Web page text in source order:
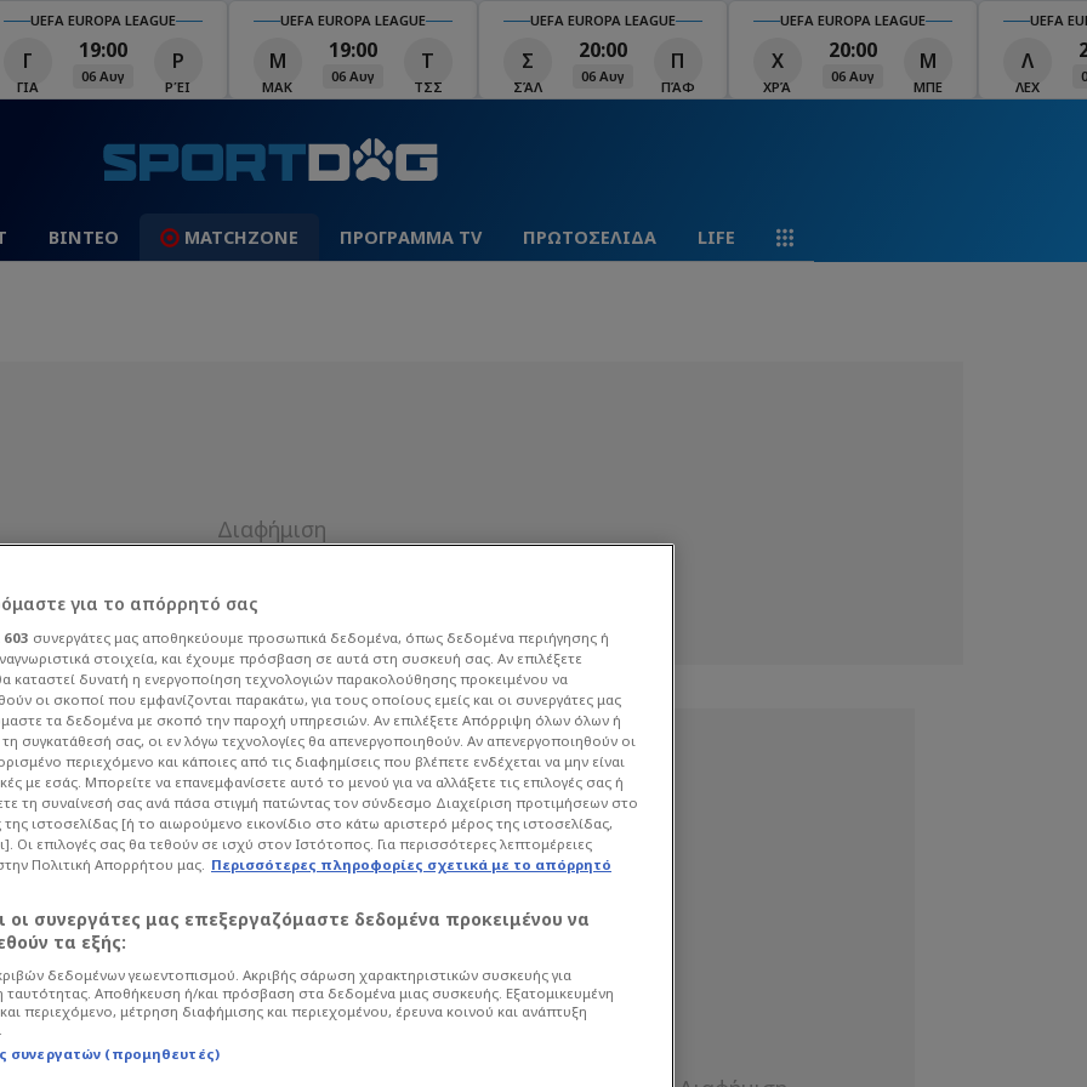
UEFA EUROPA LEAGUE
Γ
ΓΙΑ
19:00
06 Αυγ
Ρ
ΡΈΙ
UEFA EUROPA LEAGUE
Μ
ΜΑΚ
19:00
06 Αυγ
Τ
ΤΣΣ
UEFA EUROPA LEAGUE
Σ
ΣΆΛ
20:00
06 Αυγ
Π
ΠΆΦ
UEFA EUROPA LEAGUE
Χ
ΧΡΆ
20:00
06 Αυγ
Μ
ΜΠΕ
UEFA
Λ
ΛΕΧ
ΒΙΝΤΕΟ MATCHZONE ΠΡΟΓΡΑΜΜΑ TV ΠΡΩΤΟΣΕΛΙΔΑ LIFE
είναι οι
εφοπλιστές
επιβεβαιώνει για ακόμη μία χρονιά
εφοπλιστών στη διεθνή ναυτιλία.
για το απόρρητό σας
603 συνεργάτες μας αποθηκεύουμε προσωπικά δεδομένα, όπως δεδομένα περιήγησης ή
στοιχεία, και έχουμε πρόσβαση σε αυτά στη συσκευή σας. Αν επιλέξετε
καταστεί δυνατή η ενεργοποίηση τεχνολογιών παρακολούθησης προκειμένου να
οι σκοποί που εμφανίζονται παρακάτω, για τους οποίους εμείς και οι συνεργάτες μας
τα δεδομένα με σκοπό την παροχή υπηρεσιών. Αν επιλέξετε Απόρριψη όλων όλων ή
συγκατάθεσή σας, οι εν λόγω τεχνολογίες θα απενεργοποιηθούν. Αν απενεργοποιηθούν οι
περιεχόμενο και κάποιες από τις διαφημίσεις που βλέπετε ενδέχεται να μην είναι
με εσάς. Μπορείτε να επανεμφανίσετε αυτό το μενού για να αλλάξετε τις επιλογές σας ή
τη συναίνεσή σας ανά πάσα στιγμή πατώντας τον σύνδεσμο Διαχείριση προτιμήσεων στο
ιστοσελίδας [ή το αιωρούμενο εικονίδιο στο κάτω αριστερό μέρος της ιστοσελίδας,
Οι επιλογές σας θα τεθούν σε ισχύ στον Ιστότοπος. Για περισσότερες λεπτομέρειες
Πολιτική Απορρήτου μας. Περισσότερες πληροφορίες σχετικά με το απόρρητό
οι συνεργάτες μας επεξεργαζόμαστε δεδομένα προκειμένου να
τα εξής:
δεδομένων γεωεντοπισμού. Ακριβής σάρωση χαρακτηριστικών συσκευής για
ταυτότητας. Αποθήκευση ή/και πρόσβαση στα δεδομένα μιας συσκευής. Εξατομικευμένη
περιεχόμενο, μέτρηση διαφήμισης και περιεχομένου, έρευνα κοινού και ανάπτυξη
συνεργατών (προμηθευτές)